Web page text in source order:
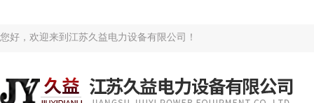
您好，欢迎来到江苏久益电力设备有限公司！